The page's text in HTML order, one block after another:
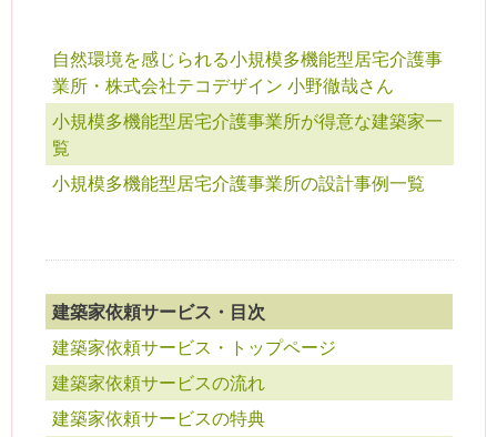
自然環境を感じられる小規模多機能型居宅介護事
業所・株式会社テコデザイン 小野徹哉さん
小規模多機能型居宅介護事業所が得意な建築家一
覧
小規模多機能型居宅介護事業所の設計事例一覧
建築家依頼サービス・目次
建築家依頼サービス・トップページ
建築家依頼サービスの流れ
建築家依頼サービスの特典